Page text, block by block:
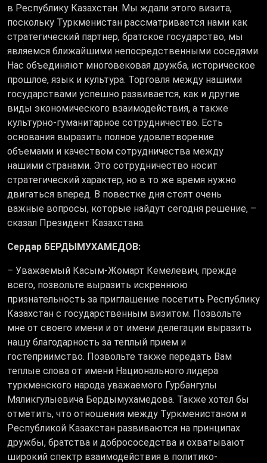
в Республику Казахстан. Мы ждали этого визита,
поскольку Туркменистан рассматривается нами как
стратегический партнер, братское государство, мы
являемся ближайшими непосредственными соседями.
Нас объединяют многовековая дружба, историческое
прошлое, язык и культура. Торговля между нашими
государствами успешно развивается, как и другие
виды экономического взаимодействия, а также
культурно-гуманитарное сотрудничество. Есть
основания выразить полное удовлетворение
объемами и качеством сотрудничества между
нашими странами. Это сотрудничество носит
стратегический характер, но в то же время нужно
двигаться вперед. В повестке дня стоят очень
важные вопросы, которые найдут сегодня решение, –
сказал Президент Казахстана.
Сердар БЕРДЫМУХАМЕДОВ:
– Уважаемый Касым-Жомарт Кемелевич, прежде
всего, позвольте выразить искреннюю
признательность за приглашение посетить Республику
Казахстан с государственным визитом. Позвольте
мне от своего имени и от имени делегации выразить
нашу благодарность за теплый прием и
гостеприимство. Позвольте также передать Вам
теплые слова от имени Национального лидера
туркменского народа уважаемого Гурбангулы
Мяликгулыевича Бердымухамедова. Также хотел бы
отметить, что отношения между Туркменистаном и
Республикой Казахстан развиваются на принципах
дружбы, братства и добрососедства и охватывают
широкий спектр взаимодействия в политико-